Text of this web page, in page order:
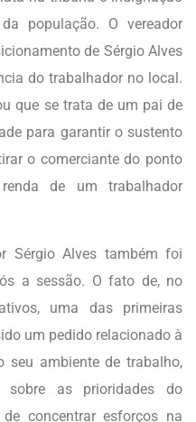
população. O vereador
de Sérgio Alves
do trabalhador no local.
que se trata de um pai de
para garantir o sustento
o comerciante do ponto
de um trabalhador
Sérgio Alves também foi
a sessão. O fato de, no
uma das primeiras
um pedido relacionado à
seu ambiente de trabalho,
sobre as prioridades do
concentrar esforços na